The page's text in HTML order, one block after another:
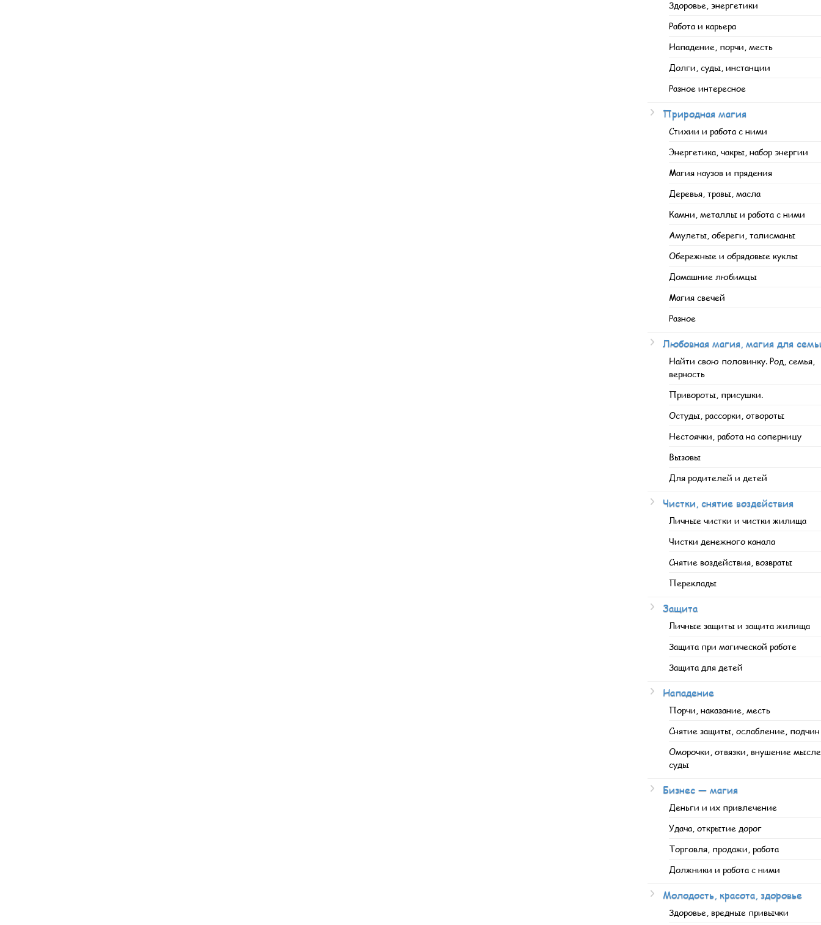
Здоровье, энергетики
Работа и карьера
Нападение, порчи, месть
Долги, суды, инстанции
Разное интересное
Природная магия
Стихии и работа с ними
Энергетика, чакры, набор энергии
Магия наузов и прядения
Деревья, травы, масла
Камни, металлы и работа с ними
Амулеты, обереги, талисманы
Обережные и обрядовые куклы
Домашние любимцы
Магия свечей
Разное
Любовная магия, магия для
Найти свою половинку. Род, семья,
верность
Привороты, присушки.
Остуды, рассорки, отвороты
Нестоячки, работа на соперницу
Вызовы
Для родителей и детей
Чистки, снятие воздействия
Личные чистки и чистки жилища
Чистки денежного канала
Снятие воздействия, возвраты
Переклады
Защита
Личные защиты и защита жилища
Защита при магической работе
Защита для детей
Нападение
Порчи, наказание, месть
Снятие защиты, ослабление, подчин
Оморочки, отвязки, внушение
суды
Бизнес — магия
Деньги и их привлечение
Удача, открытие дорог
Торговля, продажи, работа
Должники и работа с ними
Молодость, красота, здоровье
Здоровье, вредные привычки